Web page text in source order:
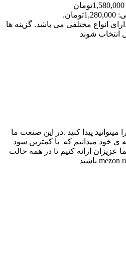
قیمت اصلی: 1,580,000تومان
انواع مختلفی می باشد. گزینه ها
شوند
پیدا کنید .در این صنعت ما
ی خود میدانیم که با کمترین سود
عزیزان ارائه کنیم تا در همه حالت